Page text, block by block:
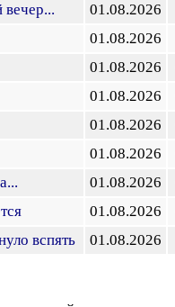
01.08.2026
01.08.2026
01.08.2026
01.08.2026
01.08.2026
01.08.2026
01.08.2026
01.08.2026
вспять 01.08.2026